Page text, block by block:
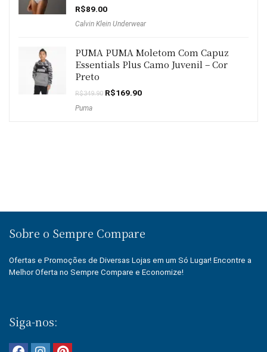
R$89.00
Calvin Klein Underwear
PUMA PUMA Moletom Com Capuz
Essentials Plus Camo Juvenil – Cor
Preto
R$349.90 O
R$169.90O
Puma
Sobre o Sempre Compare
Ofertas e Promoções de Diversas Lojas em um Só Lugar! Encontre a
Melhor Oferta no Sempre Compare e Economize!
Siga-nos: